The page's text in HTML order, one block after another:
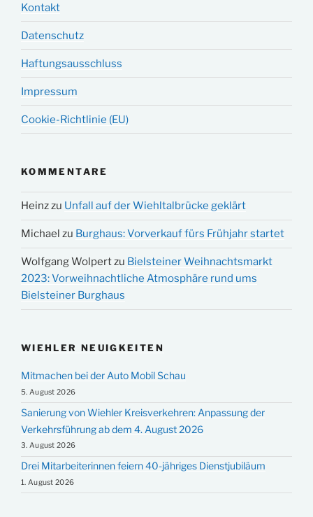
Kontakt
Datenschutz
Haftungsausschluss
Impressum
Cookie-Richtlinie (EU)
KOMMENTARE
Heinzzu Unfall auf der Wiehltalbrücke geklärt
Michael zu Burghaus: Vorverkauf fürs Frühjahr startet
Wolfgang Wolpertzu Bielsteiner Weihnachtsmarkt
2023: Vorweihnachtliche Atmosphäre rund ums
Bielsteiner Burghaus
WIEHLER NEUIGKEITEN
Mitmachen bei der Auto Mobil Schau
5. August 2026
Sanierung von Wiehler Kreisverkehren: Anpassung der
Verkehrsführung ab dem 4. August 2026
3. August 2026
Drei Mitarbeiterinnen feiern 40-jähriges Dienstjubiläum
1. August 2026